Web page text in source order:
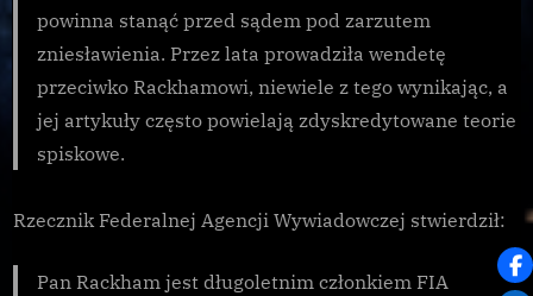
powinna stanąć przed sądem pod zarzutem
zniesławienia. Przez lata prowadziła wendetę
przeciwko Rackhamowi, niewiele z tego wynikając, a
jej artykuły często powielają zdyskredytowane teorie
spiskowe.
Rzecznik Federalnej Agencji Wywiadowczej stwierdził:
Pan Rackham jest długoletnim członkiem FIA